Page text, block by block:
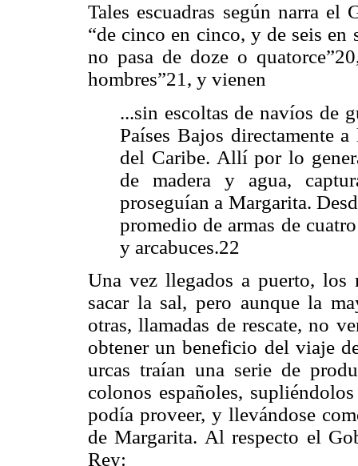
Tales escuadras según narra el
“de cinco en cinco, y de seis en
no pasa de doze o
hombres”21, y vienen
...sin escoltas de navíos de
Países Bajos directamente
del Caribe. Allí por lo
de madera y agua,
proseguían a Margarita.
promedio de armas de
y arcabuces.22
Una vez llegados a puerto, los
sacar la sal, pero aunque la
otras, llamadas de rescate, no
obtener un beneficio del viaje
urcas traían una serie de
colonos españoles,
podía proveer, y llevándose
de Margarita. Al respecto el
Rey: